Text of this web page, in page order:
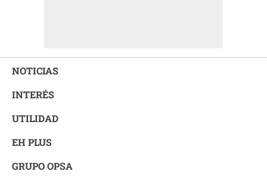
NOTICIAS
INTERÉS
UTILIDAD
EH PLUS
GRUPO OPSA